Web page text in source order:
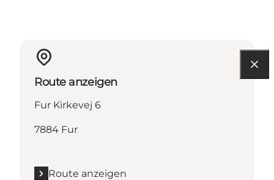
Route anzeigen
Fur Kirkevej 6
7884 Fur
Route anzeigen